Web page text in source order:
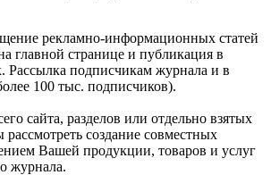
рекламно-информационных статей
главной странице и публикация в
Рассылка подписчикам журнала и в
100 тыс. подписчиков).
сайта, разделов или отдельно взятых
создание совместных
Вашей продукции, товаров и услуг
журнала.